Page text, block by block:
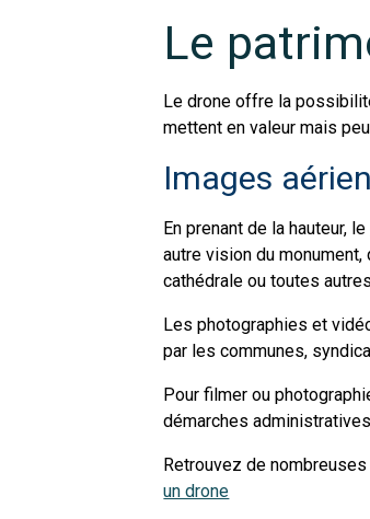
Le
Le drone offre la
mettent en valeur mais
Images
En prenant de la hauteur, le
autre vision du monument,
cathédrale ou toutes
Les photographies et
par les communes,
Pour filmer ou
démarches
Retrouvez de
un drone